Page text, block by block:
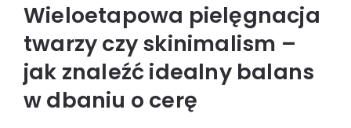
Wieloetapowa pielęgnacja
twarzy czy skinimalism –
jak znaleźć idealny balans
w dbaniu o cerę